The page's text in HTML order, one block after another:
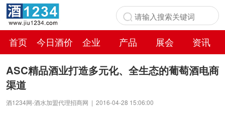
首页 今日酒价 企业 产品 展会
资讯
百科
ASC精品酒业打造多元化、全生态的葡萄酒电商
渠道
酒1234网-酒水加盟代理招商网 | 2016-04-28 15:06:00